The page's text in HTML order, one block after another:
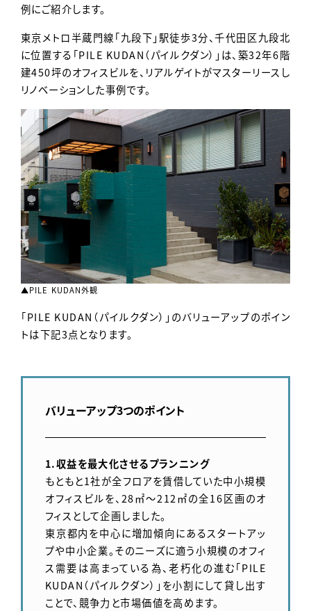
例にご紹介します。
東京メトロ半蔵門線「九段下」駅徒歩3分、千代田区九段北
に位置する「PILE KUDAN（パイルクダン）」は、築32年6階
建450坪のオフィスビルを、リアルゲイトがマスターリースし
リノベーションした事例です。
▲PILE KUDAN外観
「PILE KUDAN（パイルクダン）」のバリューアップのポイン
トは下記3点となります。
バリューアップ3つのポイント
1.収益を最大化させるプランニング
もともと1社が全フロアを賃借していた中小規模
オフィスビルを、28㎡～212㎡の全16区画のオ
フィスとして企画しました。
東京都内を中心に増加傾向にあるスタートアッ
プや中小企業。そのニーズに適う小規模のオフィ
ス需要は高まっている為、老朽化の進む「PILE
KUDAN（パイルクダン）」を小割にして貸し出す
ことで、競争力と市場価値を高めます。